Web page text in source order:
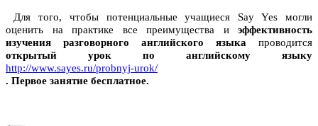
Для того, чтобы потенциальные учащиеся Say Yes могли
оценить на практике все преимущества и эффективность
изучения разговорного английского языка проводится
открытый урок по английскому языку
http://www.sayes.ru/probnyj-urok/
. Первое занятие бесплатное.